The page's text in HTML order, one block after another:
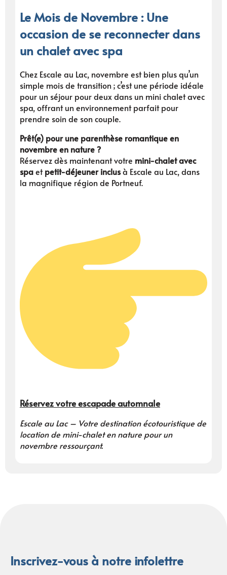
Le Mois de Novembre : Une
occasion de se reconnecter dans
un chalet avec spa
Chez Escale au Lac, novembre est bien plus qu’un
simple mois de transition ; c’est une période idéale
pour un séjour pour deux dans un mini chalet avec
spa, offrant un environnement parfait pour
prendre soin de son couple.
Prêt(e) pour une parenthèse romantique en
novembre en nature ?
Réservez dès maintenant votre mini-chalet avec
spaetpetit-déjeuner inclusà Escale au Lac, dans
la magnifique région de Portneuf.
Réservez votre escapade automnale
Escale au Lac – Votre destination écotouristique de
location de mini-chalet en nature pour un
novembre ressourçant.
Inscrivez-vous à notre infolettre